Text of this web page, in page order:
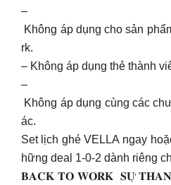
–
Không áp dụng cho sản
rk.
– Không áp dụng thẻ thành
–
Không áp dụng cùng các
ác.
Set lịch ghé VELLA ngay
hững deal 1-0-2 dành riêng
𝐁𝐀𝐂𝐊 𝐓𝐎 𝐖𝐎𝐑𝐊 𝐒𝐔̛̣